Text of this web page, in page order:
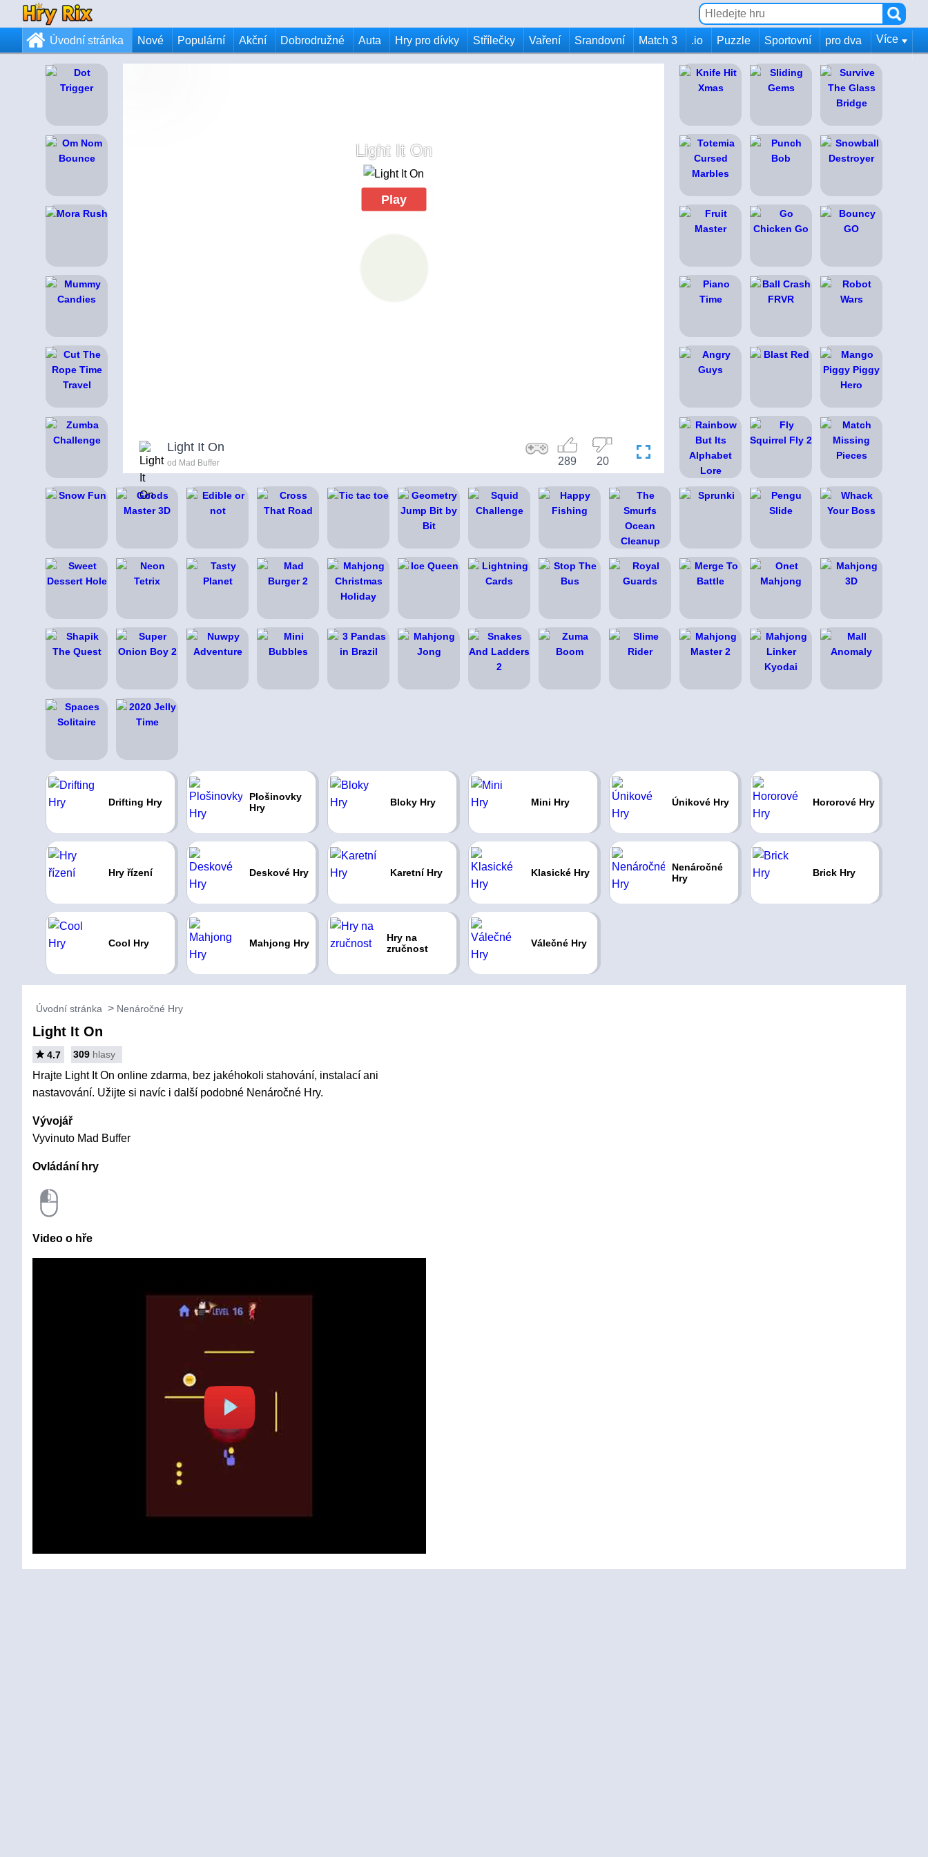
Úvodní stránka Nové Populární Akční Dobrodružné Auta Hry pro dívky Střílečky Vaření Srandovní Match 3 .io Puzzle Sportovní pro dva Více
Light It On
Play
Light It On
od Mad Buffer 20
289
Drifting Hry
Plošinovky
Hry
Bloky Hry Mini Hry Únikové Hry Hororové Hry
Hry řízení Deskové Hry Karetní Hry Klasické Hry
Nenáročné
Hry
Brick Hry
Cool Hry Mahjong Hry
Hry na
zručnost
Válečné Hry
Úvodní stránka Nenáročné Hry
Light It On
4.7 309 hlasy
Hrajte Light It On online zdarma, bez jakéhokoli stahování, instalací ani
nastavování. Užijte si navíc i další podobné Nenáročné Hry.
Vývojář
Vyvinuto Mad Buffer
Ovládání hry
Video o hře